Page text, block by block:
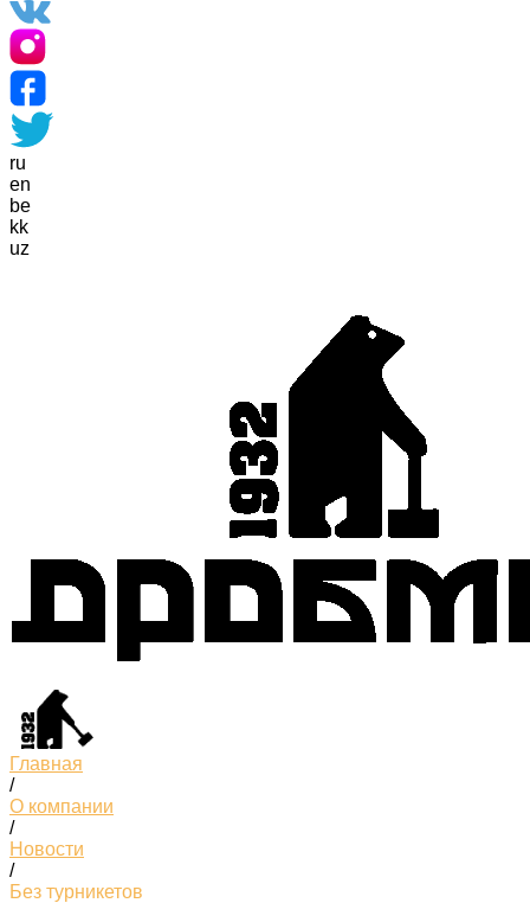
ru
en
be
kk
uz
Главная
/
О компании
/
Новости
/
Без турникетов